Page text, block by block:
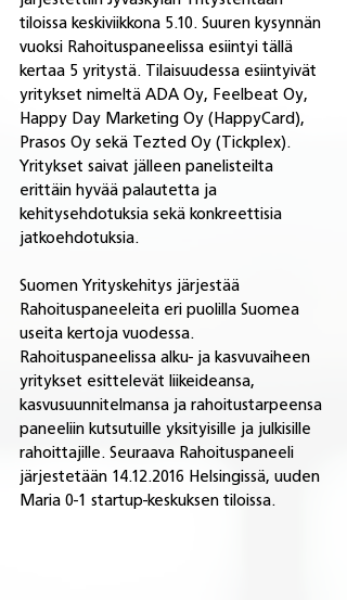
tiloissa keskiviikkona 5.10. Suuren kysynnän
vuoksi Rahoituspaneelissa esiintyi tällä
kertaa 5 yritystä. Tilaisuudessa esiintyivät
yritykset nimeltä ADA Oy, Feelbeat Oy,
Happy Day Marketing Oy (HappyCard),
Prasos Oy sekä Tezted Oy (Tickplex).
Yritykset saivat jälleen panelisteilta
erittäin hyvää palautetta ja
kehitysehdotuksia sekä konkreettisia
jatkoehdotuksia.
Suomen Yrityskehitys järjestää
Rahoituspaneeleita eri puolilla Suomea
useita kertoja vuodessa.​
Rahoituspaneelissa alku- ja kasvuvaiheen
yritykset esittelevät liikeideansa,
kasvusuunnitelmansa ja rahoitustarpeensa
paneeliin kutsutuille yksityisille ja julkisille
rahoittajille. Seuraava Rahoituspaneeli
järjestetään 14.12.2016 Helsingissä, uuden
Maria 0-1 startup-keskuksen tiloissa.